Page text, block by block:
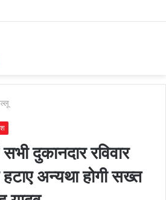
दुकानदार रविवार
अन्यथा होगी सख्त